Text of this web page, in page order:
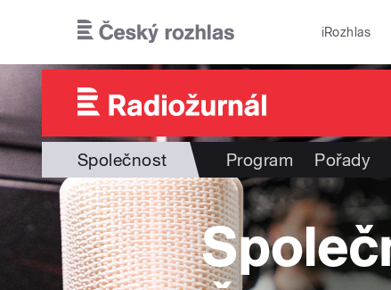
iRozhlas
Společnost Program Pořady